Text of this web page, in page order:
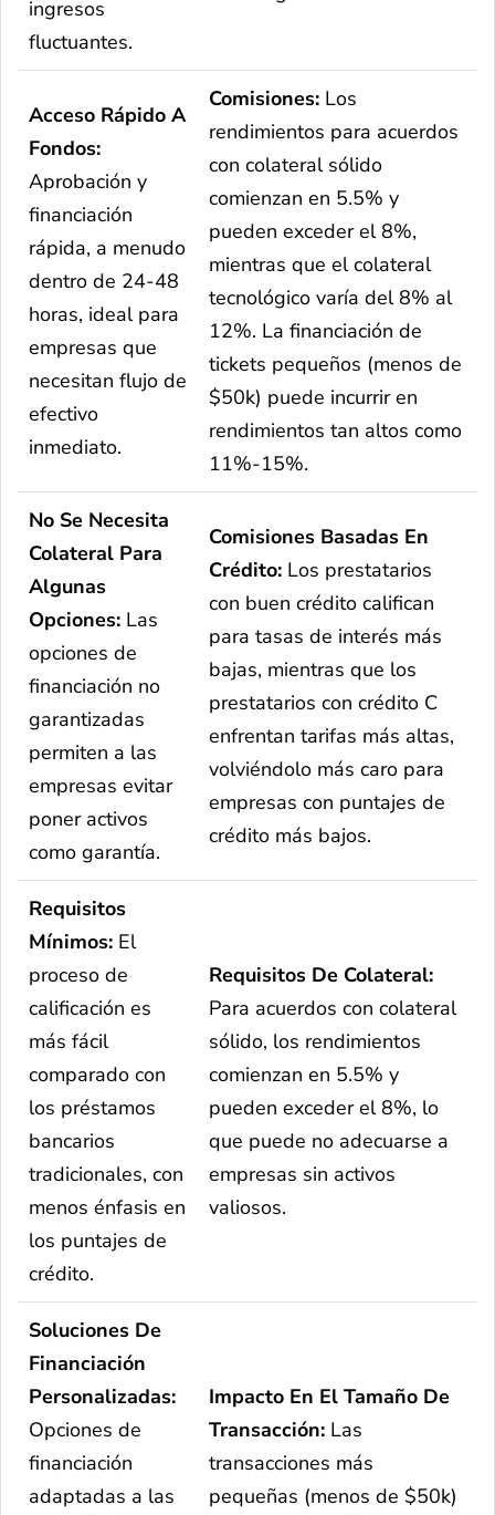
ingresos
fluctuantes.
Acceso Rápido A
Fondos:
Aprobación y
financiación
rápida, a menudo
dentro de 24-48
horas, ideal para
empresas que
necesitan flujo de
efectivo
inmediato.
Comisiones: Los
rendimientos para acuerdos
con colateral sólido
comienzan en 5.5% y
pueden exceder el 8%,
mientras que el colateral
tecnológico varía del 8% al
12%. La financiación de
tickets pequeños (menos de
$50k) puede incurrir en
rendimientos tan altos como
11%-15%.
No Se Necesita
Colateral Para
Algunas
Opciones: Las
opciones de
financiación no
garantizadas
permiten a las
empresas evitar
poner activos
como garantía.
Comisiones Basadas En
Crédito: Los prestatarios
con buen crédito califican
para tasas de interés más
bajas, mientras que los
prestatarios con crédito C
enfrentan tarifas más altas,
volviéndolo más caro para
empresas con puntajes de
crédito más bajos.
Requisitos
Mínimos: El
proceso de
calificación es
más fácil
comparado con
los préstamos
bancarios
tradicionales, con
menos énfasis en
los puntajes de
crédito.
Requisitos De Colateral:
Para acuerdos con colateral
sólido, los rendimientos
comienzan en 5.5% y
pueden exceder el 8%, lo
que puede no adecuarse a
empresas sin activos
valiosos.
Soluciones De
Financiación
Personalizadas:
Opciones de
financiación
adaptadas a las
Impacto En El Tamaño De
Transacción: Las
transacciones más
pequeñas (menos de $50k)